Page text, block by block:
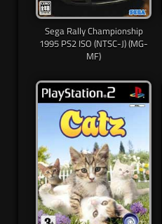
Sega Rally Championship
1995 PS2 ISO (NTSC-J) (MG-
MF)